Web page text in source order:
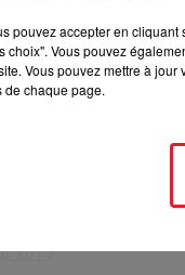
son fils. Et elle ne
Rj2kzhLVIk
Il a
ont été
2015
pouvez accepter en
choix". Vous pouvez
Vous pouvez mettre à
de chaque page.